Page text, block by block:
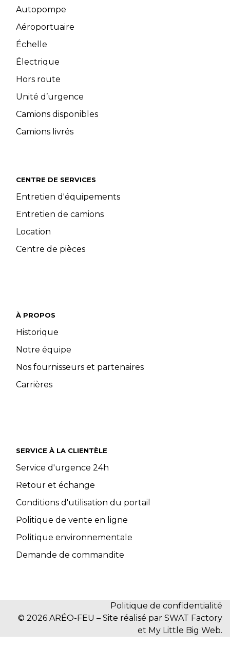
Autopompe
Aéroportuaire
Échelle
Électrique
Hors route
Unité d’urgence
Camions disponibles
Camions livrés
CENTRE DE SERVICES
Entretien d'équipements
Entretien de camions
Location
Centre de pièces
À PROPOS
Historique
Notre équipe
Nos fournisseurs et partenaires
Carrières
SERVICE À LA CLIENTÈLE
Service d'urgence 24h
Retour et échange
Conditions d'utilisation du portail
Politique de vente en ligne
Politique environnementale
Demande de commandite
Politique de confidentialité
© 2026 ARÉO-FEU – Site réalisé par SWAT Factory
et My Little Big Web.